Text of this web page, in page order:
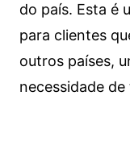
do país. Esta é
para clientes
outros países,
necessidade